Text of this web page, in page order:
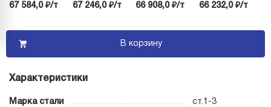
67 584,0 ₽/т 67 246,0 ₽/т 66 908,0 ₽/т 66 232,0 ₽/т
В корзину
Характеристики
Марка стали ст.1-3